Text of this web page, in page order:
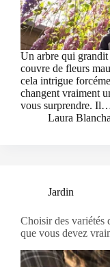
Un arbre qui
couvre de fleurs
cela intrigue
changent vraiment
vous surprendre.
Laura
Jardin
Choisir des variétés
que vous devez